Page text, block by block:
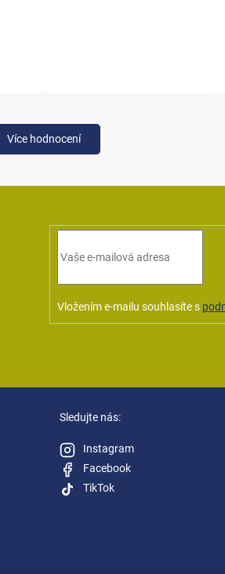
Více hodnocení
Vložením e-mailu souhlasíte s
Sledujte nás:
Instagram
Facebook
TikTok